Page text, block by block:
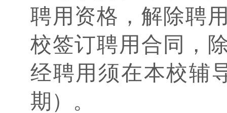
聘用资格，解除聘
校签订聘用合同，
经聘用须在本校辅
期）。